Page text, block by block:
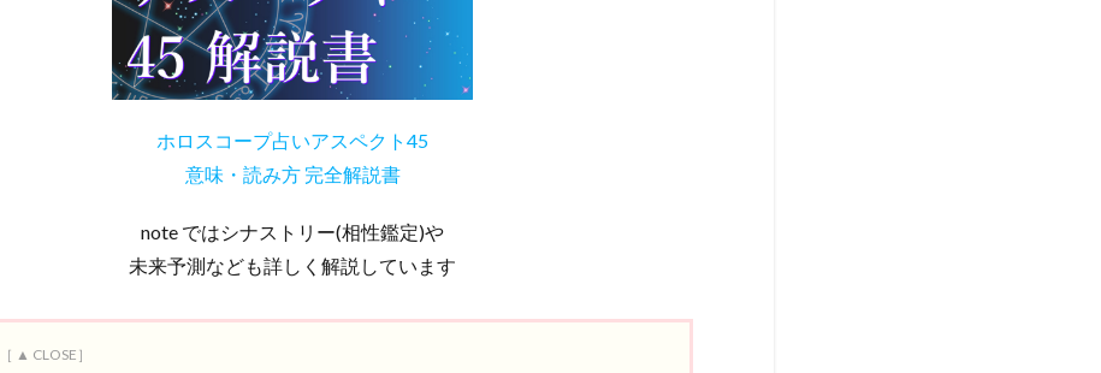
ホロスコープ占いアスペクト45
意味・読み方 完全解説書
note ではシナストリー(相性鑑定)や
未来予測なども詳しく解説しています